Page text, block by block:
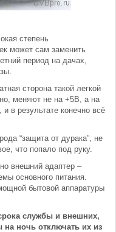
степень
может сам заменить
период на дачах,
сторона такой легкой
меняют не на +5В, а на
в результате конечно всё
“защита от дурака”, не
что попало под руку.
внешний адаптер –
основного питания.
бытовой аппаратуры
службы и внешних,
на ночь отключать их из